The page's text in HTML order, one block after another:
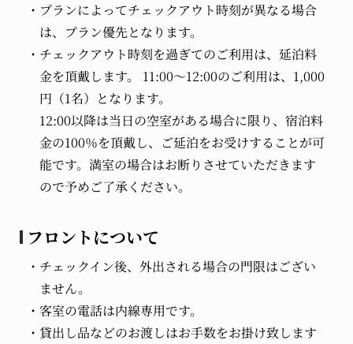
プランによってチェックアウト時刻が異なる場合
は、プラン優先となります。
チェックアウト時刻を過ぎてのご利用は、延泊料
金を頂戴します。 11:00～12:00のご利用は、1,000
円（1名）となります。
12:00以降は当日の空室がある場合に限り、宿泊料
金の100％を頂戴し、ご延泊をお受けすることが可
能です。満室の場合はお断りさせていただきます
ので予めご了承ください。
フロントについて
チェックイン後、外出される場合の門限はござい
ません。
客室の電話は内線専用です。
貸出し品などのお渡しはお手数をお掛け致します